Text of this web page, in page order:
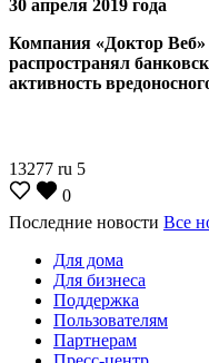
30 апреля 2019 года
Компания «Доктор Веб»
распространял
активность
13277 ru 5
0
Последние новости Все
Для дома
Для бизнеса
Поддержка
Пользователям
Партнерам